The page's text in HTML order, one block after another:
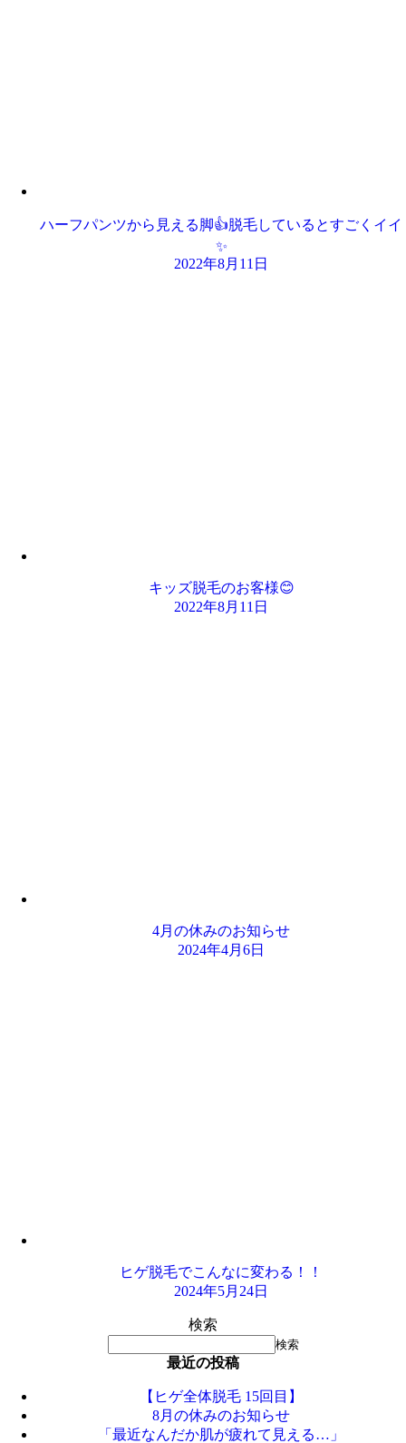
ハーフパンツから見える脚👍脱毛しているとすごくイイ
✨
2022年8月11日
キッズ脱毛のお客様😊
2022年8月11日
4月の休みのお知らせ
2024年4月6日
ヒゲ脱毛でこんなに変わる！！
2024年5月24日
検索
検索
最近の投稿
【ヒゲ全体脱毛 15回目】
8月の休みのお知らせ
「最近なんだか肌が疲れて見える…」